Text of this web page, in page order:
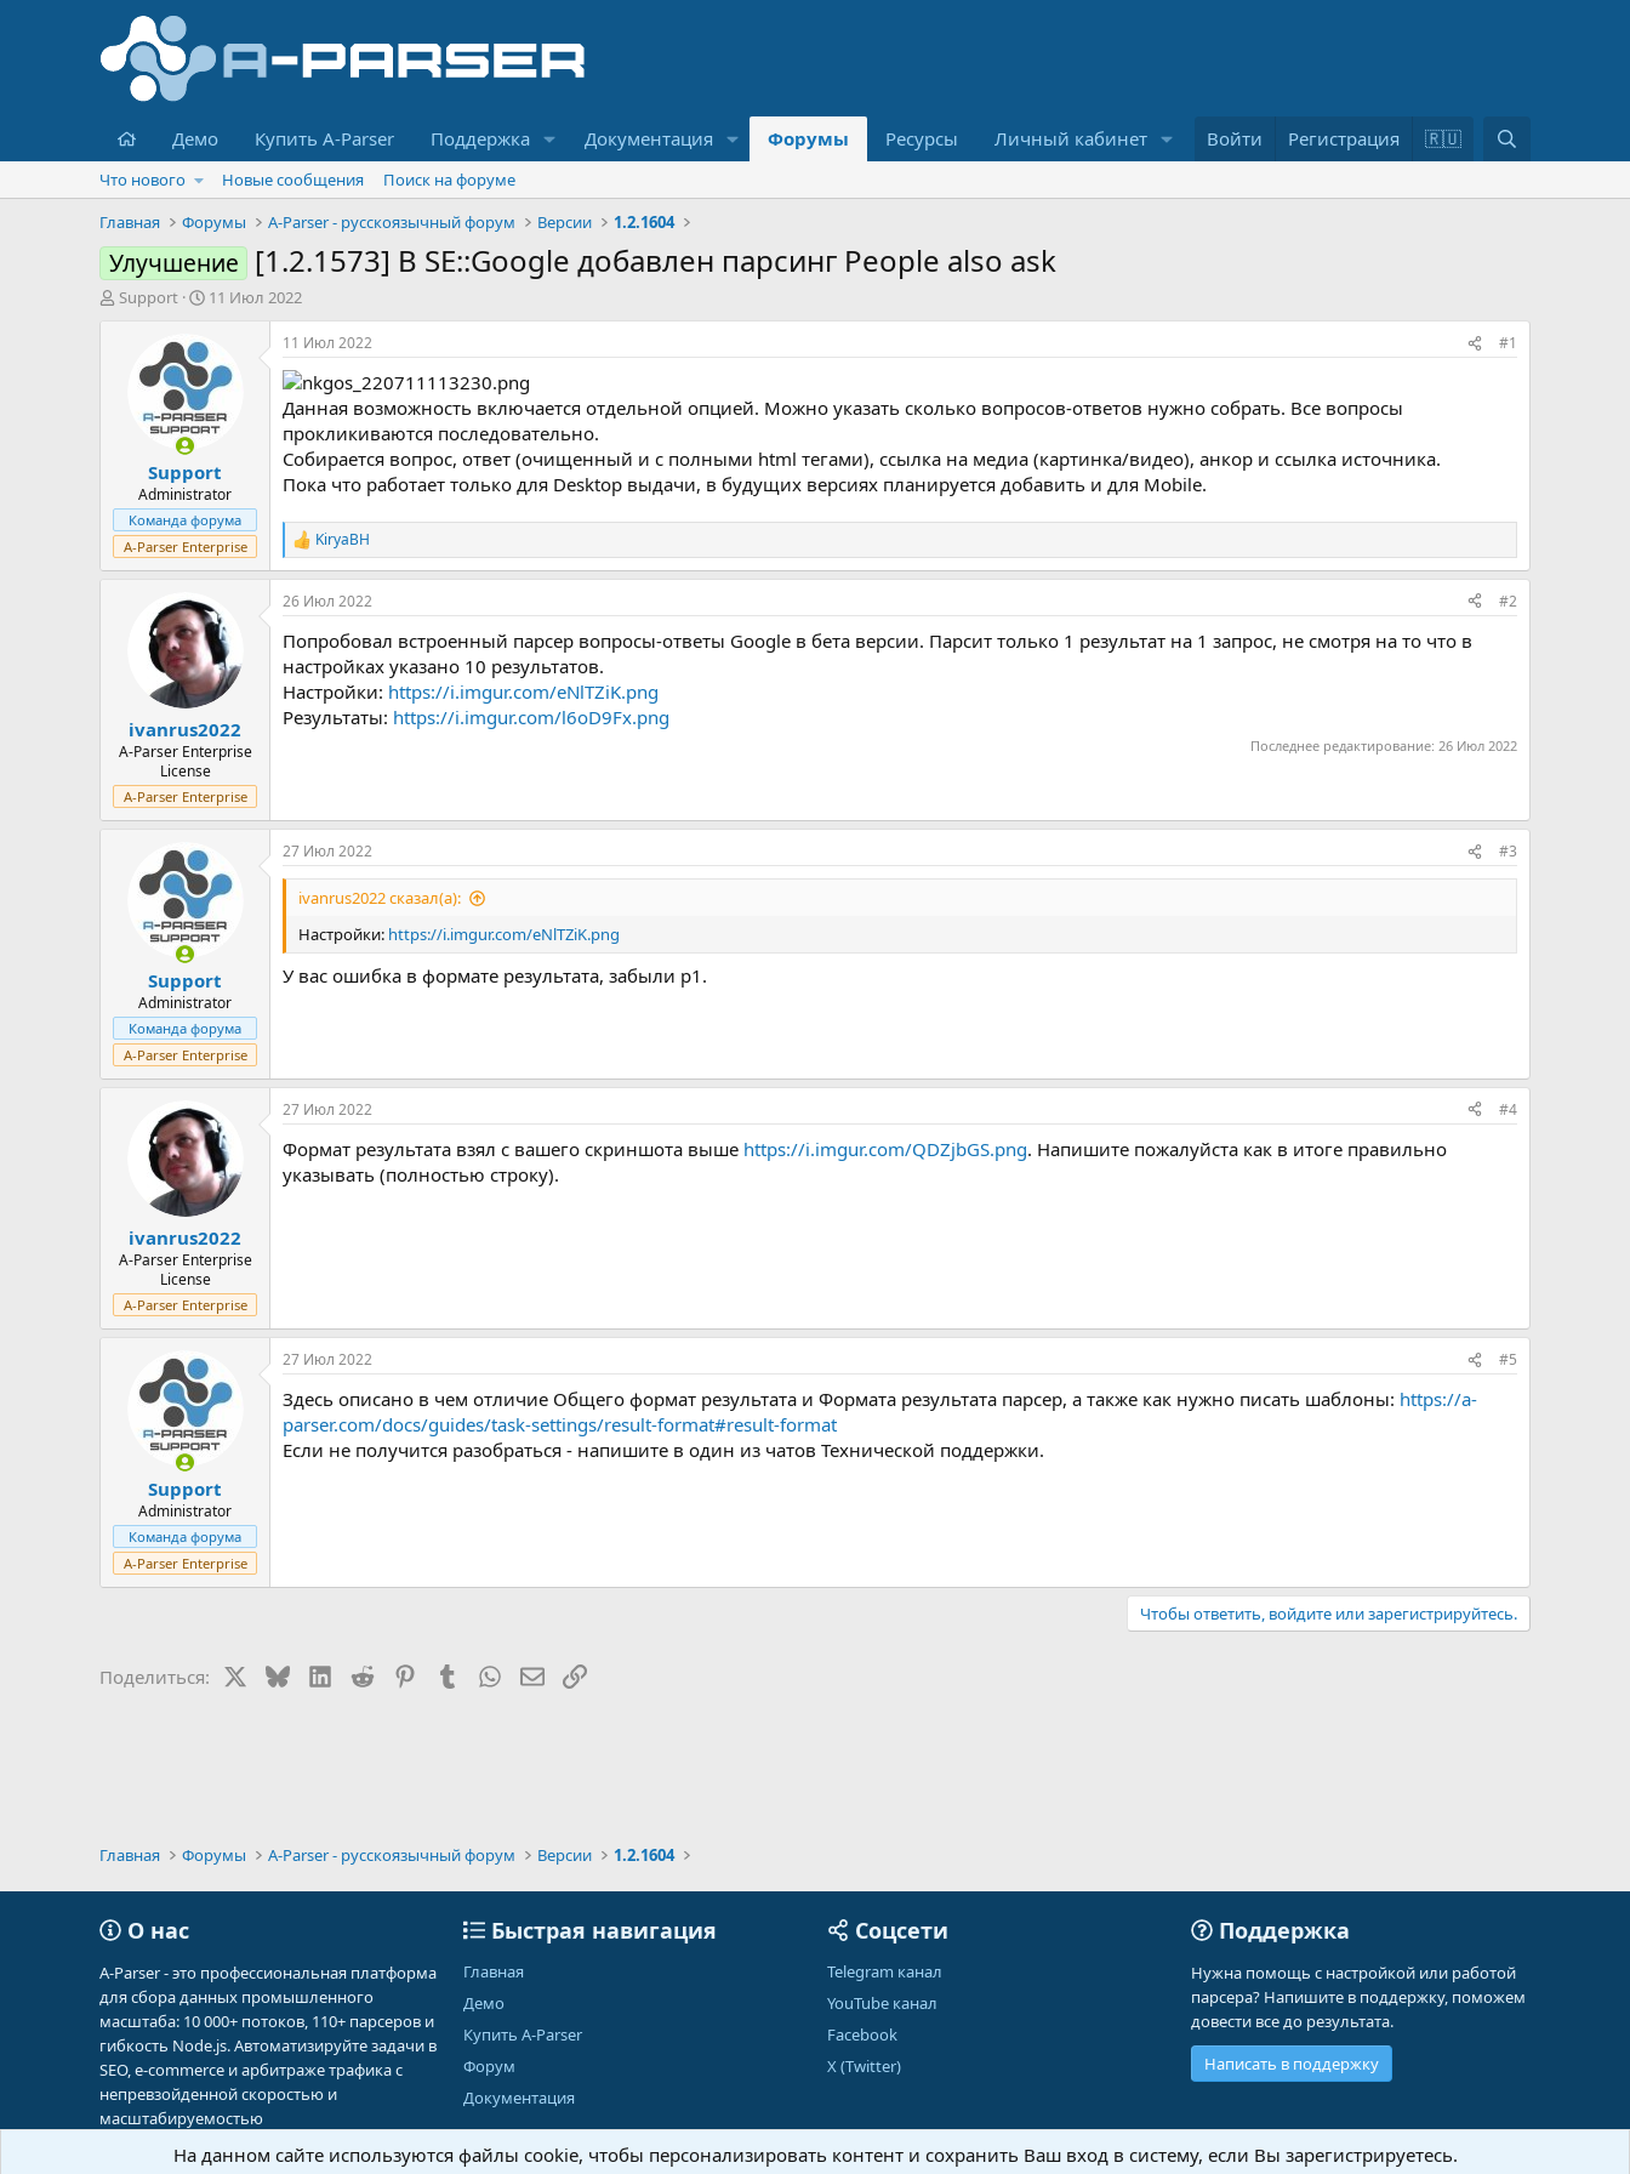
Главная
Демо Купить A-Parser Поддержка Документация Форумы Ресурсы Личный кабинет Войти Регистрация 🇷🇺
о
Что нового Новые сообщения
Поиск на форуме
Главная
Форумы A-Parser - русскоязычный форум Версии 1.2.1604
Улучшение [1.2.1573] В SE::Google добавлен парсинг People also ask
А
Support
Д
а
н
а
ч
л
а
11 Июл 2022
Support
Administrator
Команда форума
A-Parser Enterprise
11 Июл 2022 #1
Данная возможность включается отдельной опцией. Можно указать сколько вопросов-ответов нужно собрать. Все вопросы
прокликиваются последовательно.
Собирается вопрос, ответ (очищенный и с полными html тегами), ссылка на медиа (картинка/видео), анкор и ссылка источника.
Пока что работает только для Desktop выдачи, в будущих версиях планируется добавить и для Mobile.
Р
е
а
к
и
и
:
KiryaBH
ivanrus2022
A-Parser Enterprise
License
A-Parser Enterprise
26 Июл 2022 #2
Попробовал встроенный парсер вопросы-ответы Google в бета версии. Парсит только 1 результат на 1 запрос, не смотря на то что в
настройках указано 10 результатов.
Настройки: https://i.imgur.com/eNlTZiK.png
Результаты: https://i.imgur.com/l6oD9Fx.png
Последнее редактирование: 26 Июл 2022
Support
Administrator
Команда форума
A-Parser Enterprise
27 Июл 2022 #3
ivanrus2022 сказал(а):
Настройки: https://i.imgur.com/eNlTZiK.png
У вас ошибка в формате результата, забыли p1.
ivanrus2022
A-Parser Enterprise
License
A-Parser Enterprise
27 Июл 2022 #4
Формат результата взял с вашего скриншота выше https://i.imgur.com/QDZjbGS.png. Напишите пожалуйста как в итоге правильно
указывать (полностью строку).
Support
Administrator
Команда форума
A-Parser Enterprise
27 Июл 2022 #5
Здесь описано в чем отличие Общего формат результата и Формата результата парсер, а также как нужно писать шаблоны: https://a-
parser.com/docs/guides/task-settings/result-format#result-format
Если не получится разобраться - напишите в один из чатов Технической поддержки.
Чтобы ответить, войдите или зарегистрируйтесь.
Поделиться: BlueskyLinkedIn
Reddit PinterestTumblrWhatsAppЭлектронная почта
Ссылка
Главная Форумы A-Parser - русскоязычный форум Версии 1.2.1604
О нас
A-Parser - это профессиональная платформа
для сбора данных промышленного
масштаба: 10 000+ потоков, 110+ парсеров и
гибкость Node.js. Автоматизируйте задачи в
SEO, e-commerce и арбитраже трафика с
непревзойденной скоростью и
масштабируемостью
Быстрая навигация
Главная
Демо
Купить A-Parser
Форум
Документация
Соцсети
Telegram канал
YouTube канал
Facebook
X (Twitter)
Поддержка
Нужна помощь с настройкой или работой
парсера? Напишите в поддержку, поможем
довести все до результата.
Написать в поддержку
На данном сайте используются файлы cookie, чтобы персонализировать контент и сохранить Ваш вход в систему, если Вы зарегистрируетесь.